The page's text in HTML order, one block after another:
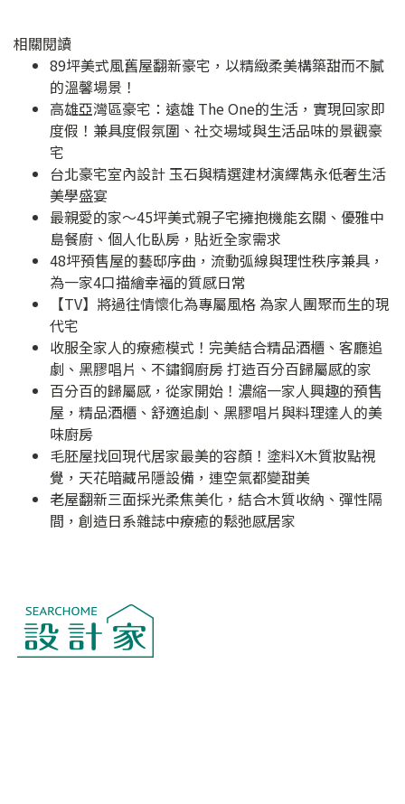
相關閱讀
89坪美式風舊屋翻新豪宅，以精緻柔美構築甜而不膩
的溫馨場景！
高雄亞灣區豪宅：遠雄 The One的生活，實現回家即
度假！兼具度假氛圍、社交場域與生活品味的景觀豪
宅
台北豪宅室內設計 玉石與精選建材演繹雋永低奢生活
美學盛宴
最親愛的家～45坪美式親子宅擁抱機能玄關、優雅中
島餐廚、個人化臥房，貼近全家需求
48坪預售屋的藝邸序曲，流動弧線與理性秩序兼具，
為一家4口描繪幸福的質感日常
【TV】將過往情懷化為專屬風格 為家人團聚而生的現
代宅
收服全家人的療癒模式！完美結合精品酒櫃、客廳追
劇、黑膠唱片、不鏽鋼廚房 打造百分百歸屬感的家
百分百的歸屬感，從家開始！濃縮一家人興趣的預售
屋，精品酒櫃、舒適追劇、黑膠唱片與料理達人的美
味廚房
毛胚屋找回現代居家最美的容顏！塗料X木質妝點視
覺，天花暗藏吊隱設備，連空氣都變甜美
老屋翻新三面採光柔焦美化，結合木質收納、彈性隔
間，創造日系雜誌中療癒的鬆弛感居家